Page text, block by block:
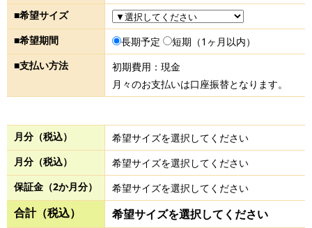
■希望サイズ
■希望期間
長期予定
短期（1ヶ月以内）
■支払い方法
初期費用：現金
月々のお支払いは口座振替となります。
月分（税込）
希望サイズを選択してください
月分（税込）
希望サイズを選択してください
保証金（2か月分）
希望サイズを選択してください
合計（税込） 希望サイズを選択してください